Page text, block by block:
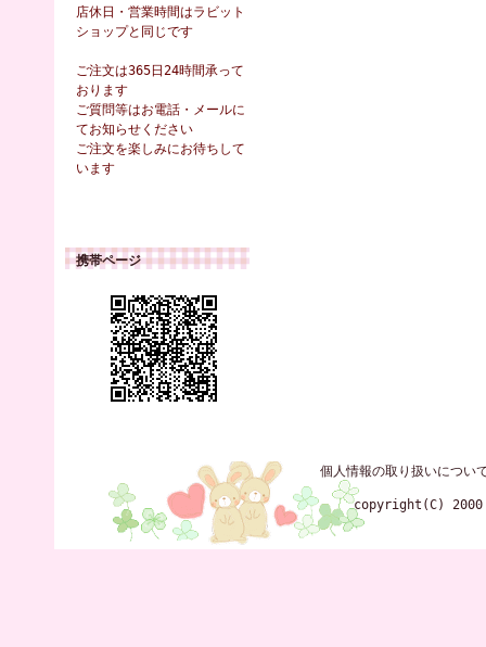
店休日・営業時間はラビット
ショップと同じです
ご注文は365日24時間承って
おります
ご質問等はお電話・メールに
てお知らせください
ご注文を楽しみにお待ちして
います
携帯ページ
個人情報の取り扱いについ
copyright(C) 2000